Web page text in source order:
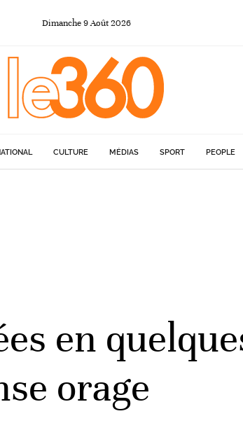
Dimanche 9Août 2026
CULTURE MÉDIAS SPORT PEOPLE
en
orage